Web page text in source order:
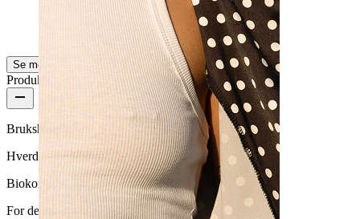
Bekreftet kjøp
Se mer
Produktkvalitet
Brukshyppighet
Hverdagsbruk
Biokompatibilitet
For de fleste hudtyper